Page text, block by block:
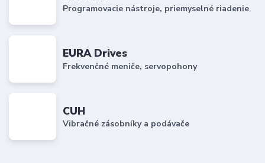
Programovacie nástroje, priemyselné riadenie
EURA Drives
Frekvenčné meniče, servopohony
CUH
Vibračné zásobníky a podávače